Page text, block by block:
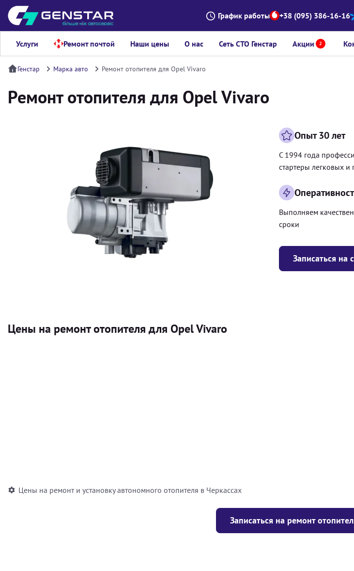
График работы +38 (095) 386-16-16
Услуги Ремонт почтой Наши цены О нас Сеть СТО Генстар Акции 2
Генстар Марка авто Ремонт отопителя для Opel Vivaro
Ремонт отопителя для Opel Vivaro
Записаться на
Опыт 30 лет
С 1994 года
стартеры легковых и
Выполняем
сроки
Цены на ремонт отопителя для Opel Vivaro
Цены на ремонт и установку автономного отопителя в Черкассах
Записаться на ремонт